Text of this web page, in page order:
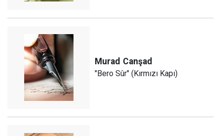
Murad Canşad
"Bero Sûr" (Kırmızı Kapı)